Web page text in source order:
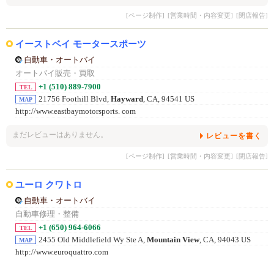
[ページ制作] [営業時間・内容変更] [閉店報告]
イーストベイ モータースポーツ
自動車・オートバイ
オートバイ販売・買取
TEL +1 (510) 889-7900
MAP 21756 Foothill Blvd, Hayward, CA, 94541 US
http://www.eastbaymotorsports. com
まだレビューはありません。 レビューを書く
[ページ制作] [営業時間・内容変更] [閉店報告]
ユーロ クワトロ
自動車・オートバイ
自動車修理・整備
TEL +1 (650) 964-6066
MAP 2455 Old Middlefield Wy Ste A, Mountain View, CA, 94043 US
http://www.euroquattro.com